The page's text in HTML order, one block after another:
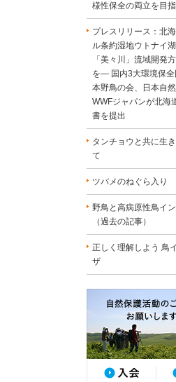
様性保全の両立を目指
プレスリリース：北
ル条約湿地ウトナイ
「美々川」流域開発
を― 国内3大環境保全
本野鳥の会、日本自然
WWFジャパンが北海
書を提出
タンチョウと共に生
て
ツバメのねぐら入り
野鳥と高病原性鳥イ
（過去の記事）
正しく理解しよう 鳥
ザ